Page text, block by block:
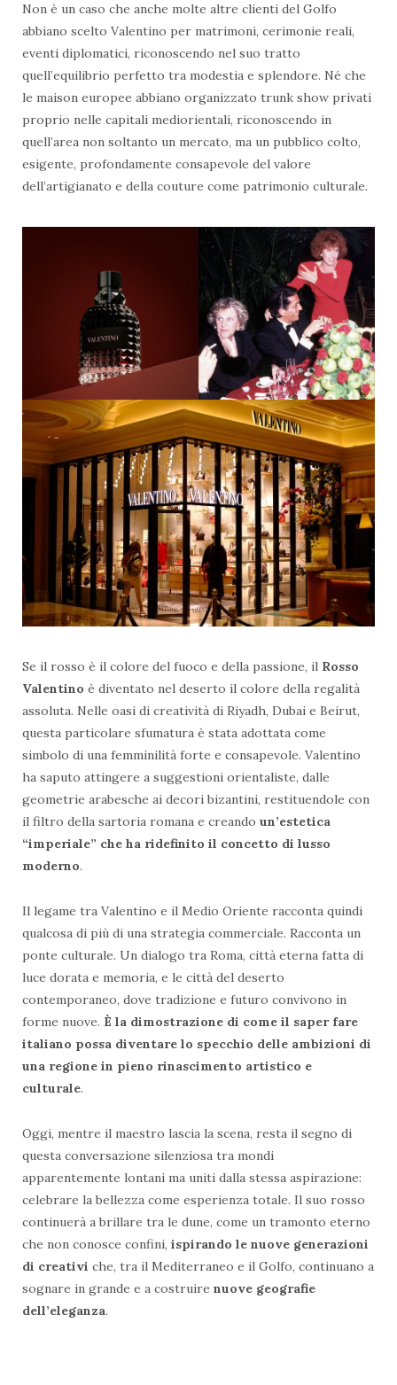
Non è un caso che anche molte altre clienti del Golfo
abbiano scelto Valentino per matrimoni, cerimonie reali,
eventi diplomatici, riconoscendo nel suo tratto
quell’equilibrio perfetto tra modestia e splendore. Né che
le maison europee abbiano organizzato trunk show privati
proprio nelle capitali mediorientali, riconoscendo in
quell’area non soltanto un mercato, ma un pubblico colto,
esigente, profondamente consapevole del valore
dell’artigianato e della couture come patrimonio culturale.
Se il rosso è il colore del fuoco e della passione, il Rosso
Valentino è diventato nel deserto il colore della regalità
assoluta. Nelle oasi di creatività di Riyadh, Dubai e Beirut,
questa particolare sfumatura è stata adottata come
simbolo di una femminilità forte e consapevole. Valentino
ha saputo attingere a suggestioni orientaliste, dalle
geometrie arabesche ai decori bizantini, restituendole con
il filtro della sartoria romana e creando un’estetica
“imperiale” che ha ridefinito il concetto di lusso
moderno.
Il legame tra Valentino e il Medio Oriente racconta quindi
qualcosa di più di una strategia commerciale. Racconta un
ponte culturale. Un dialogo tra Roma, città eterna fatta di
luce dorata e memoria, e le città del deserto
contemporaneo, dove tradizione e futuro convivono in
forme nuove. È la dimostrazione di come il saper fare
italiano possa diventare lo specchio delle ambizioni di
una regione in pieno rinascimento artistico e
culturale.
Oggi, mentre il maestro lascia la scena, resta il segno di
questa conversazione silenziosa tra mondi
apparentemente lontani ma uniti dalla stessa aspirazione:
celebrare la bellezza come esperienza totale. Il suo rosso
continuerà a brillare tra le dune, come un tramonto eterno
che non conosce confini, ispirando le nuove generazioni
di creativi che, tra il Mediterraneo e il Golfo, continuano a
sognare in grande e a costruire nuove geografie
dell’eleganza.